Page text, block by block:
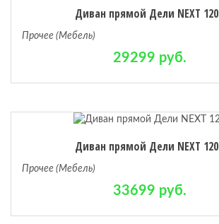
Диван прямой Дели NEXT 120
Прочее (Мебель)
29299 руб.
Диван прямой Дели NEXT 120
Прочее (Мебель)
33699 руб.